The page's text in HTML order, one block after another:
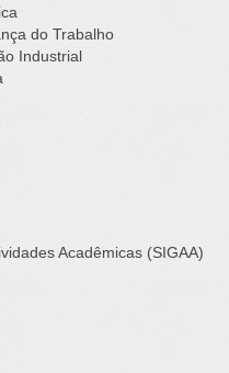
do Trabalho
Industrial
Acadêmicas (SIGAA)